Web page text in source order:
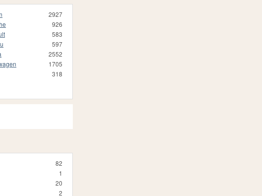
2927
926
583
597
2552
1705
318
82
1
20
2